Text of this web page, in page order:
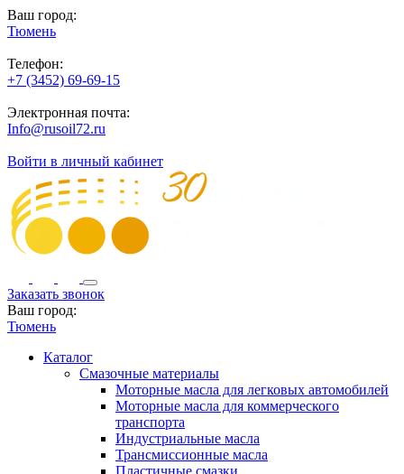
Ваш город:
Тюмень
Телефон:
+7 (3452) 69-69-15
Электронная почта:
Info@rusoil72.ru
Войти в личный кабинет
Заказать звонок
Ваш город:
Тюмень
Каталог
Смазочные материалы
Моторные масла для легковых автомобилей
Моторные масла для коммерческого
транспорта
Индустриальные масла
Трансмиссионные масла
Пластичные смазки